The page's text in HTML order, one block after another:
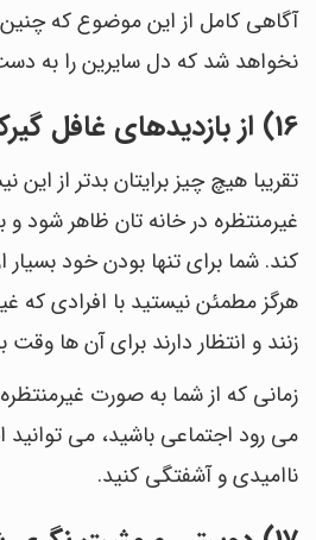
آگاهی کامل از این موضوع که
نخواهد شد که دل سایرین را به
16) از بازدیدهای غافل گیرکننده نفرت دارید
تقریبا هیچ چیز برایتان بدتر از
غیرمنتظره در خانه تان ظاهر شود
کند. شما برای تنها بودن خود
هرگز مطمئن نیستید با افرادی که
زنند و انتظار دارند برای آن ها وقت
زمانی که از شما به صورت
می رود اجتماعی باشید، می
ناامیدی و آشفتگی کنید.